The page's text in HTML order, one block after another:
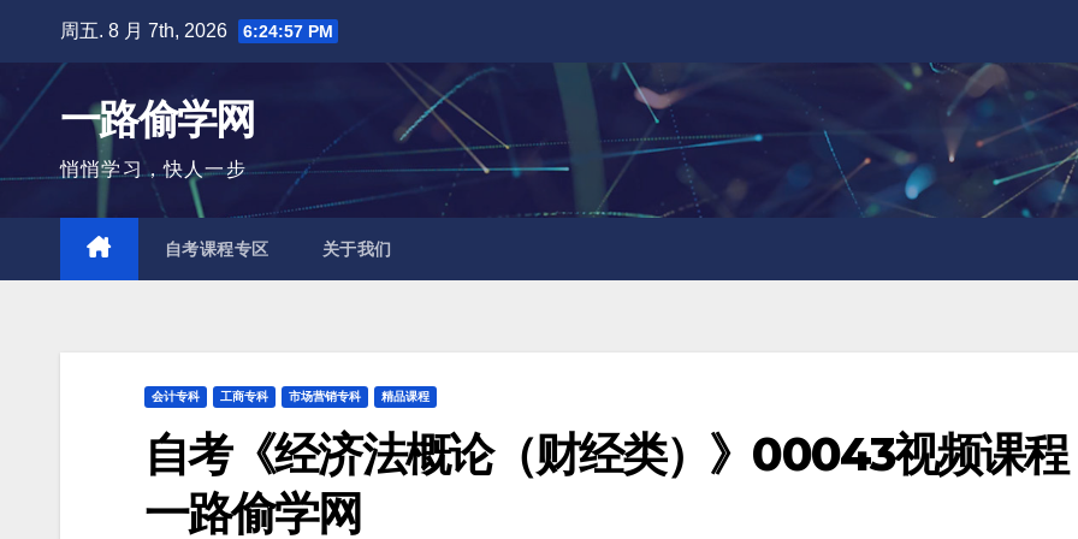
容
周五. 8 月 7th, 2026 6:24:58 PM
一路偷学网
悄悄学习，快人一步
自考课程专区 关于我们
会计专科 工商专科 市场营销专科 精品课程
自考《经济法概论（财经类）》00043视频课程
一路偷学网